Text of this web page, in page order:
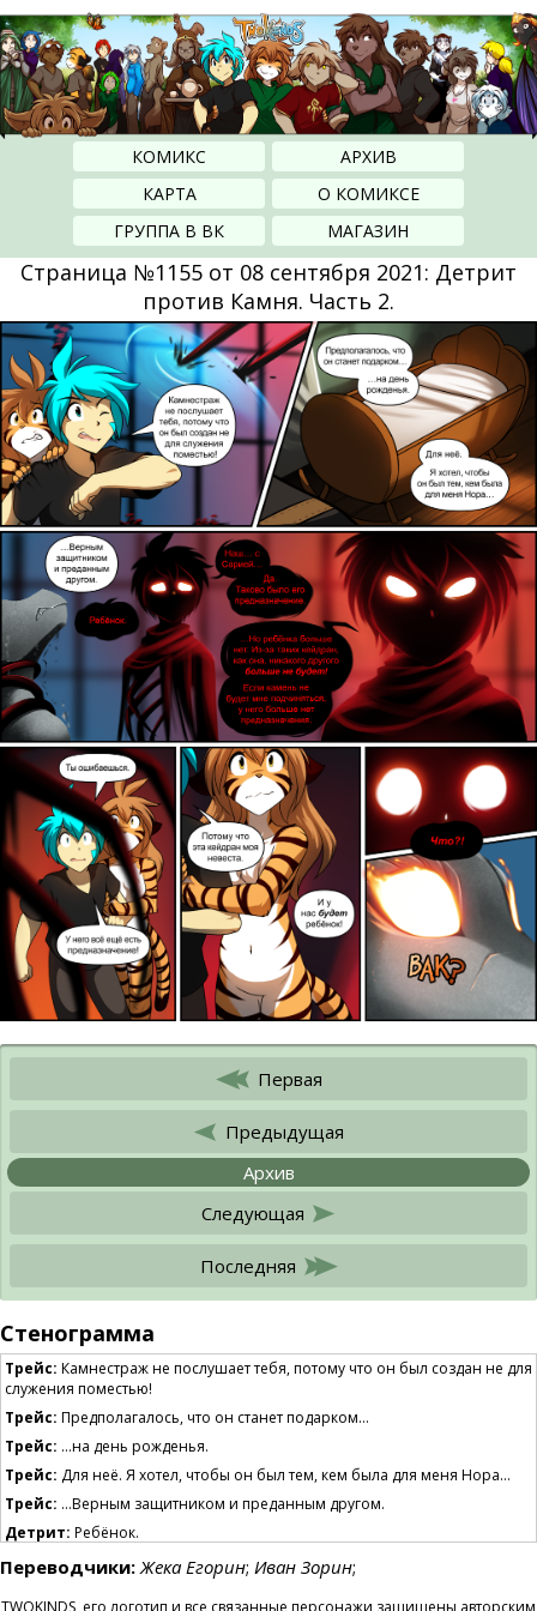
КОМИКС
АРХИВ
КАРТА
О КОМИКСЕ
ГРУППА В ВК
МАГАЗИН
Страница №1155 от 08 сентября 2021: Детрит
против Камня. Часть 2.
Первая
Предыдущая
Архив
Следующая
Последняя
Стенограмма
Трейс: Камнестраж не послушает тебя, потому что он был создан не для
служения поместью!
Трейс: Предполагалось, что он станет подарком…
Трейс: …на день рожденья.
Трейс: Для неё. Я хотел, чтобы он был тем, кем была для меня Нора…
Трейс: …Верным защитником и преданным другом.
Детрит: Ребёнок.
Детрит: Наш… с Сарией… Да. Таково было его предназначение.
Переводчики: Жека Егорин; Иван Зорин;
TWOKINDS, его логотип и все связанные персонажи защищены авторским